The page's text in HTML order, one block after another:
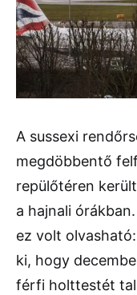
A sussexi
megdöbbentő
repülőtéren
a hajnali
ez volt
ki, hogy
férfi holttestét